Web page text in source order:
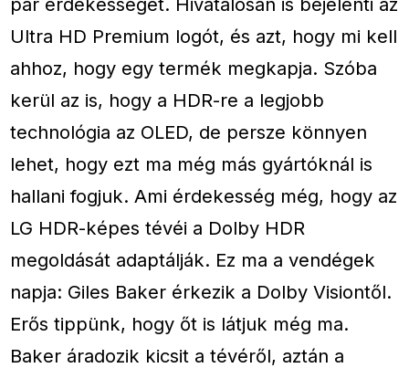
Ultra HD Premium logót, és azt, hogy mi kell
ahhoz, hogy egy termék megkapja. Szóba
kerül az is, hogy a HDR-re a legjobb
technológia az OLED, de persze könnyen
lehet, hogy ezt ma még más gyártóknál is
hallani fogjuk. Ami érdekesség még, hogy az
LG HDR-képes tévéi a Dolby HDR
megoldását adaptálják. Ez ma a vendégek
napja: Giles Baker érkezik a Dolby Visiontől.
Erős tippünk, hogy őt is látjuk még ma.
Baker áradozik kicsit a tévéről, aztán a